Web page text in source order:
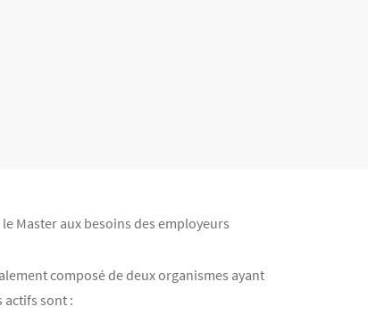
Master aux besoins des employeurs
composé de deux organismes ayant
sont :